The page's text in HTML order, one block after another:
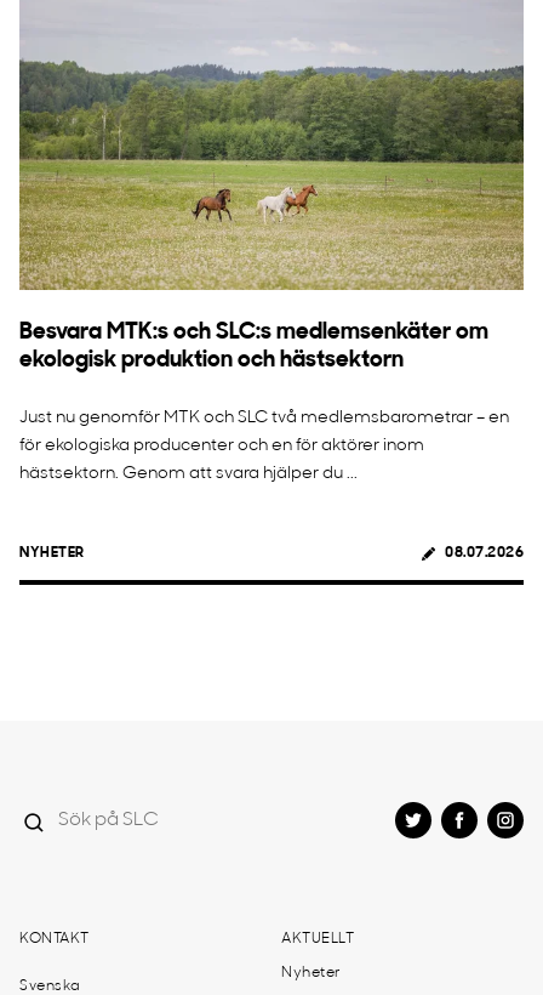
Besvara MTK:s och SLC:s medlemsenkäter om
ekologisk produktion och hästsektorn
Just nu genomför MTK och SLC två medlemsbarometrar – en
för ekologiska producenter och en för aktörer inom
hästsektorn. Genom att svara hjälper du ...
NYHETER 08.07.2026
KONTAKT
Svenska
AKTUELLT
Nyheter